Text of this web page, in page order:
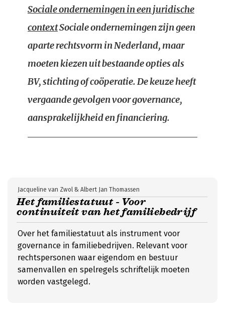
Sociale ondernemingen in een juridische
contextSociale ondernemingen zijn geen
aparte rechtsvorm in Nederland, maar
moeten kiezen uit bestaande opties als
BV, stichting of coöperatie. De keuze heeft
vergaande gevolgen voor governance,
aansprakelijkheid en financiering.
Het familiestatuut - Voor
continuiteit van het familiebedrijf
Jacqueline van Zwol & Albert Jan Thomassen
Over het familiestatuut als instrument voor
governance in familiebedrijven. Relevant voor
rechtspersonen waar eigendom en bestuur
samenvallen en spelregels schriftelijk moeten
worden vastgelegd.